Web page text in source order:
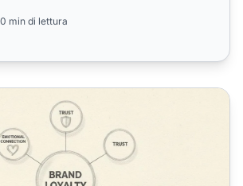
min di lettura
Definizione, Benefici e Come